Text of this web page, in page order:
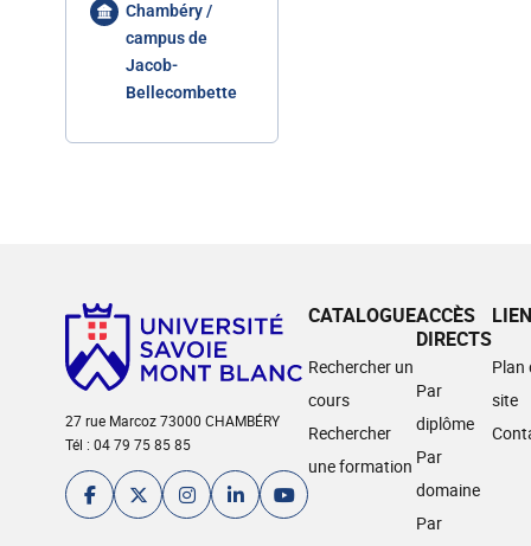
Chambéry /
campus de
Jacob-
Bellecombette
27 rue Marcoz 73000 CHAMBÉRY
Tél : 04 79 75 85 85
CATALOGUE
Rechercher un
cours
Rechercher
une formation
ACCÈS
DIRECTS
Par
diplôme
Par
domaine
Par
Plan
site